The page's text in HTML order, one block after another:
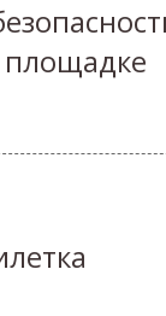
площадке